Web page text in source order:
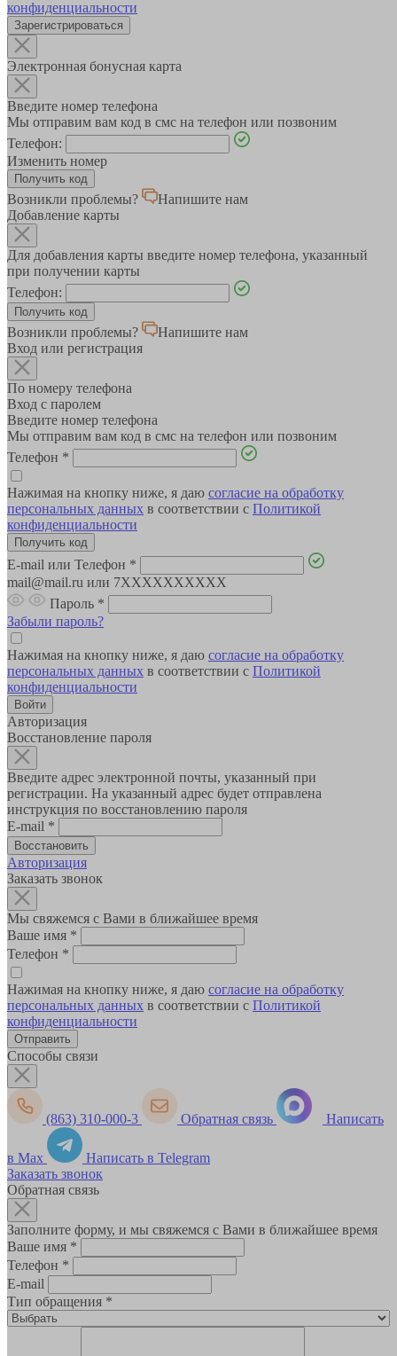
конфиденциальности
Зарегистрироваться
Электронная бонусная карта
Введите номер телефона
Мы отправим вам код в смс на телефон или позвоним
Телефон:
Изменить номер
Возникли проблемы?
Напишите нам
Добавление карты
Для добавления карты введите номер телефона, указанный
при получении карты
Телефон:
Возникли проблемы?
Напишите нам
Вход или регистрация
По номеру телефона
Вход с паролем
Введите номер телефона
Мы отправим вам код в смс на телефон или позвоним
Телефон *
Нажимая на кнопку ниже, я даю согласие на обработку
персональных данных в соответствии с Политикой
конфиденциальности
E-mail или Телефон *
mail@mail.ru или 7XXXXXXXXXX
Пароль *
Забыли пароль?
Нажимая на кнопку ниже, я даю согласие на обработку
персональных данных в соответствии с Политикой
конфиденциальности
Авторизация
Восстановление пароля
Введите адрес электронной почты, указанный при
регистрации. На указанный адрес будет отправлена
инструкция по восстановлению пароля
E-mail *
Авторизация
Заказать звонок
Мы свяжемся с Вами в ближайшее время
Ваше имя *
Телефон *
Нажимая на кнопку ниже, я даю согласие на обработку
персональных данных в соответствии с Политикой
конфиденциальности
Способы связи
(863) 310-000-3 Обратная связь Написать
в Max
Написать в Telegram
Заказать звонок
Обратная связь
Заполните форму, и мы свяжемся с Вами в ближайшее время
Ваше имя *
Телефон *
E-mail
Тип обращения *